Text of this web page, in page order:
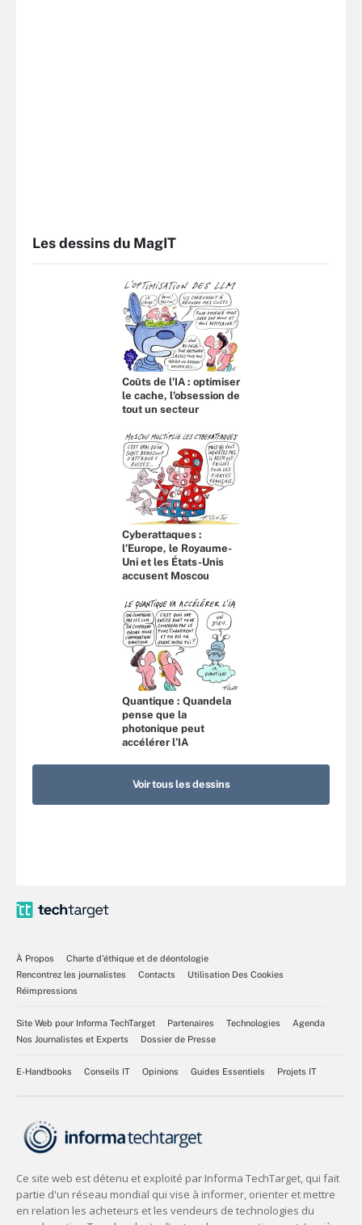
Les dessins du MagIT
Coûts de l'IA : optimiser
le cache, l’obsession de
tout un secteur
Cyberattaques :
l’Europe, le Royaume-
Uni et les États-Unis
accusent Moscou
Quantique : Quandela
pense que la
photonique peut
accélérer l’IA
Voir tous les dessins
À Propos
Charte d’éthique et de déontologie
Rencontrez les journalistes
Contacts
Utilisation Des Cookies
Réimpressions
Site Web pour Informa TechTarget Partenaires Technologies
Agenda
Nos Journalistes et Experts
Dossier de Presse
E-Handbooks Conseils IT Opinions Guides Essentiels Projets IT